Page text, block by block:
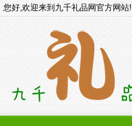
您好,欢迎来到九千礼品网官方网站!